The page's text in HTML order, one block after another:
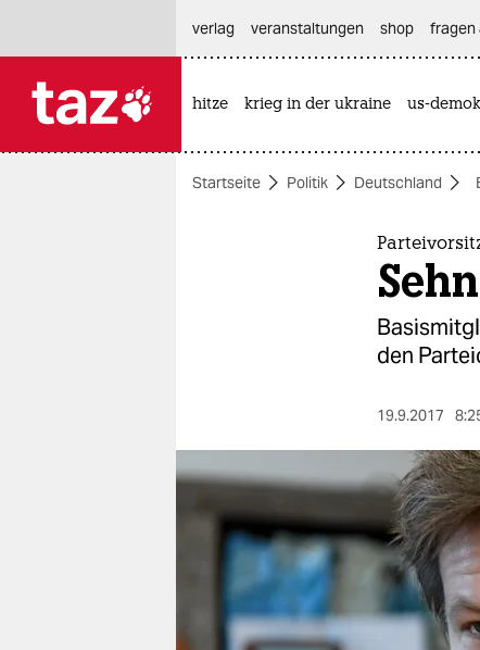
themen
berlin
nord
wahrheit
verlag
verlag
veranstaltungen shop fragen
hitze krieg in der ukraine us-
Startseite Politik Deutschland
den
19.9.2017